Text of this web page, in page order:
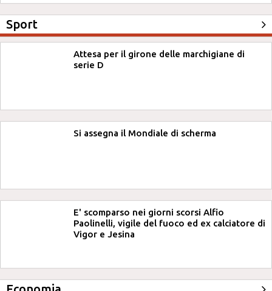
Sport
Attesa per il girone delle marchigiane di
serie D
Si assegna il Mondiale di scherma
E' scomparso nei giorni scorsi Alfio
Paolinelli, vigile del fuoco ed ex calciatore di
Vigor e Jesina